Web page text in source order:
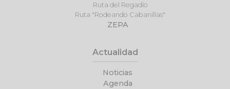
Ruta del Regadío
Ruta "Rodeando Cabanillas"
ZEPA
Actualidad
Noticias
Agenda